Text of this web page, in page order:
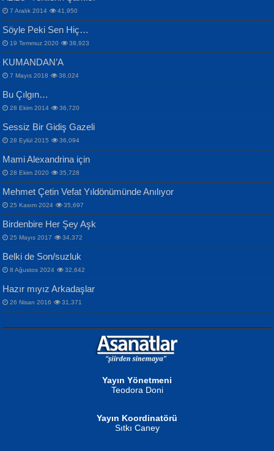
VAHDETTİN YİĞİTCAN
Samimiyet Nedir?...
İPEK ACAR SERT
Gazze’nin Şecaati, Ümmetin İmtihanı...
MAHMUT GÜRBÜZ
İbrahim Olmak ve Bitirebilmek...
NURAN KÖSE BAYDAR
Bülent Sağlam
Mescid-i Aksâ Üstüne Ay!...
Selahattin Yıldız
İdrakimle Üşürken...
Songül Özel
Mahzen...
Ben Deniz Değilim ki...
ERDEM BAYAZIT
Sana, Bana, Vatanıma, Ülkemin
İnsanlarına Dair...
NAZIM HİKMET RAN
Bir Cezaevinde, Tecritteki Adamın
Mektupları...
7 Aralık 2014 41,950
Söyle Peki Sen Hiç…
19 Temmuz 2020 38,923
KUMANDAN’A
7 Mayıs 2018 38,024
Bu Çılgın…
28 Ekim 2014 36,720
Sessiz Bir Gidiş Gazeli
28 Eylül 2015 36,094
Mami Alexandrina için
28 Ekim 2020 35,728
Mehmet Çetin Vefat Yıldönümünde Anılıyor
25 Kasım 2024 35,697
Birdenbire Her Şey Aşk
25 Mayıs 2017 34,372
Belki de Son/suzluk
8 Ağustos 2024 32,642
Hazır mıyız Arkadaşlar
26 Nisan 2016 31,371
Yayın Yönetmeni
Teodora Doni
Yayın Koordinatörü
Sıtkı Caney